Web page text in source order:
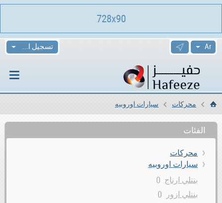
تسجيل الدخول
الرئيسيةمحركات سيارات اوروبيه
الفئات
محركات
سيارات اوروبيه
بنتلي ارناج 0
بنتلي ازور 0
728x90